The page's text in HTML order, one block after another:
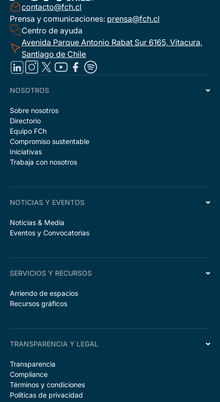
contacto@fch.cl
Prensa y comunicaciones: prensa@fch.cl
Centro de ayuda
Avenida Parque Antonio Rabat Sur 6165, Vitacura,
Santiago de Chile
NOSOTROS
Sobre nosotros
Directorio
Equipo FCh
Compromiso sustentable
Iniciativas
Trabaja con nosotros
NOTICIAS Y EVENTOS
Noticias & Media
Eventos y Convocatorias
SERVICIOS Y RECURSOS
Arriendo de espacios
Recursos gráficos
TRANSPARENCIA Y LEGAL
Transparencia
Compliance
Términos y condiciones
Políticas de privacidad